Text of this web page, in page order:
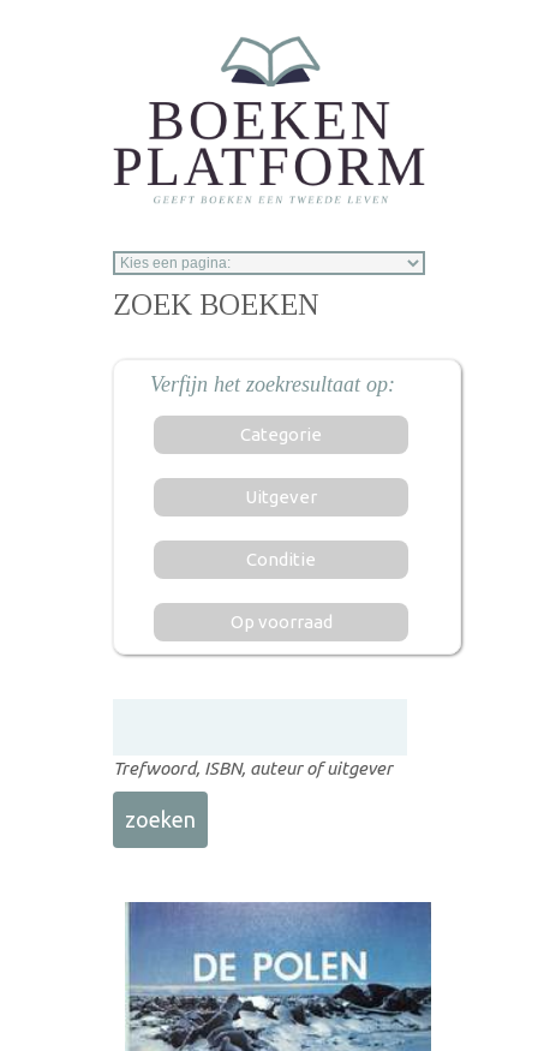
ZOEK BOEKEN
Categorie
Uitgever
Conditie
Op voorraad
Trefwoord, ISBN, auteur of uitgever